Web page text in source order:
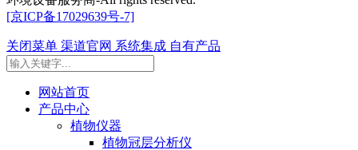
[京ICP备17029639号-7]
关闭菜单 渠道官网 系统集成 自有产品
网站首页
产品中心
植物仪器
植物冠层分析仪